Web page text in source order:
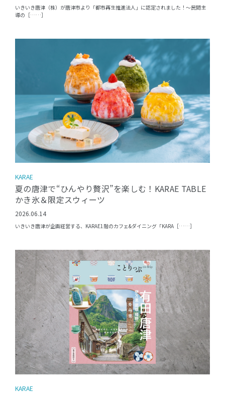
いきいき唐津（株）が唐津市より「都市再生推進法人」に認定されました！〜民間主
導の［……］
KARAE
夏の唐津で“ひんやり贅沢”を楽しむ！KARAE TABLE
かき氷＆限定スウィーツ
2026.06.14
いきいき唐津が企画経営する、KARAE1階のカフェ&ダイニング「KARA［……］
KARAE